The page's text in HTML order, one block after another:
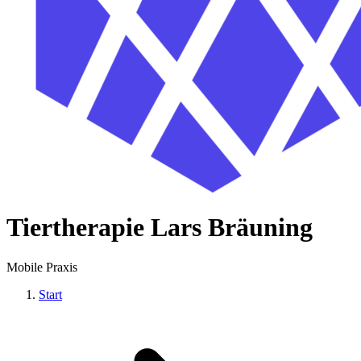
Tiertherapie Lars Bräuning
Mobile Praxis
Start